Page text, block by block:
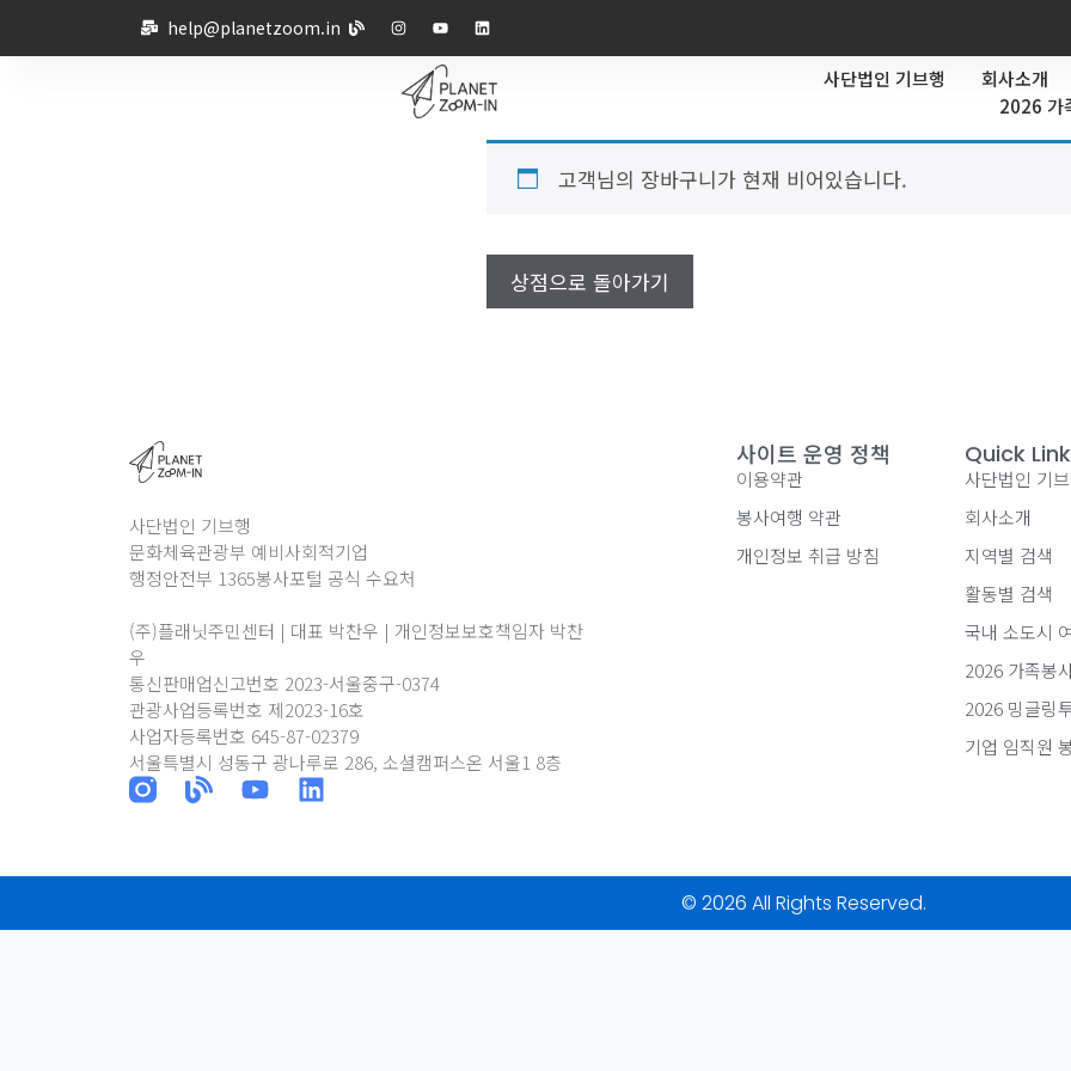
help@planetzoom.in
사단법인 기브행 회사소개
2026 가
고객님의 장바구니가 현재 비어있습니다.
상점으로 돌아가기
사단법인 기브행
문화체육관광부 예비사회적기업
행정안전부 1365봉사포털 공식 수요처
(주)플래닛주민센터 | 대표 박찬우 | 개인정보보호책임자 박찬
우
통신판매업신고번호 2023-서울중구-0374
관광사업등록번호 제2023-16호
사업자등록번호 645-87-02379
서울특별시 성동구 광나루로 286, 소셜캠퍼스온 서울1 8층
사이트 운영 정책
이용약관
봉사여행 약관
개인정보 취급 방침
Quick
사단법인 기
회사소개
지역별 검색
활동별 검색
국내 소도시
2026 가족봉
2026 밍글링
기업 임직원
© 2026 All Rights Reserved.